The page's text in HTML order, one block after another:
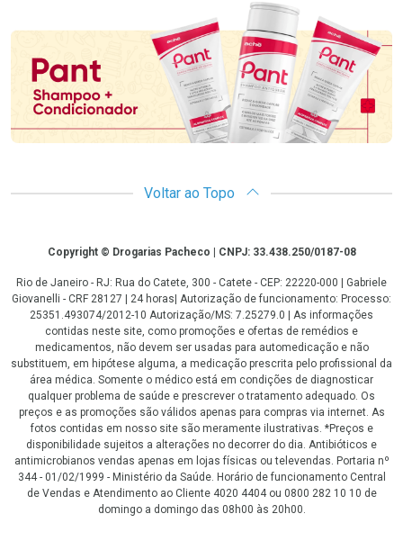
Promoção em Destaque
Voltar ao Topo
CopyrightCopyright © Drogarias Pacheco | CNPJ: 33.438.250/0187-08
Rio de Janeiro - RJ: Rua do Catete, 300 - Catete - CEP: 22220-000 | Gabriele
Giovanelli - CRF 28127 | 24 horas| Autorização de funcionamento: Processo:
25351.493074/2012-10 Autorização/MS: 7.25279.0 | As informações
contidas neste site, como promoções e ofertas de remédios e
medicamentos, não devem ser usadas para automedicação e não
substituem, em hipótese alguma, a medicação prescrita pelo profissional da
área médica. Somente o médico está em condições de diagnosticar
qualquer problema de saúde e prescrever o tratamento adequado. Os
preços e as promoções são válidos apenas para compras via internet. As
fotos contidas em nosso site são meramente ilustrativas. *Preços e
disponibilidade sujeitos a alterações no decorrer do dia. Antibióticos e
antimicrobianos vendas apenas em lojas físicas ou televendas. Portaria nº
344 - 01/02/1999 - Ministério da Saúde. Horário de funcionamento Central
de Vendas e Atendimento ao Cliente 4020 4404 ou 0800 282 10 10 de
domingo a domingo das 08h00 às 20h00.